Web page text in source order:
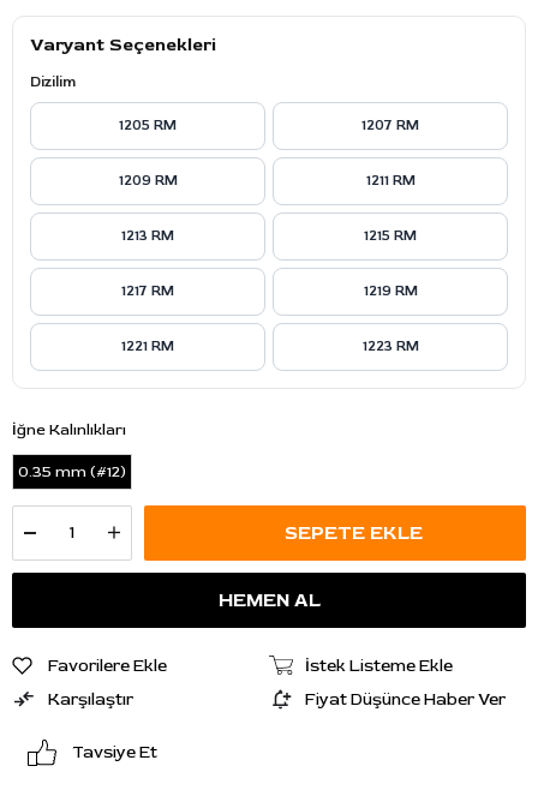
Varyant Seçenekleri
Dizilim
1205 RM 1207 RM
1209 RM 1211 RM
1213 RM 1215 RM
1217 RM 1219 RM
1221 RM 1223 RM
İğne Kalınlıkları
0.35 mm (#12)
Favorilere Ekle
İstek Listeme Ekle
Karşılaştır
Fiyat Düşünce Haber Ver
Tavsiye Et